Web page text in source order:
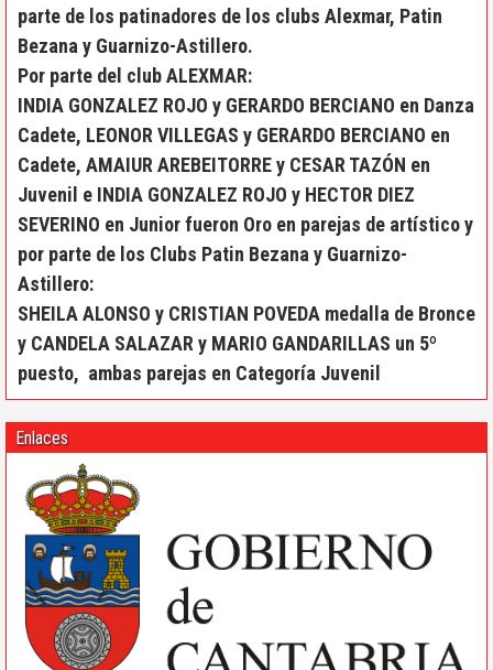
parte de los patinadores de los clubs Alexmar, Patin
Bezana y Guarnizo-Astillero.
Por parte del club ALEXMAR:
INDIA GONZALEZ ROJO y GERARDO BERCIANO en Danza
Cadete, LEONOR VILLEGAS y GERARDO BERCIANO en
Cadete, AMAIUR AREBEITORRE y CESAR TAZÓN en
Juvenil e INDIA GONZALEZ ROJO y HECTOR DIEZ
SEVERINO en Junior fueron Oro en parejas de artístico y
por parte de los Clubs Patin Bezana y Guarnizo-
Astillero:
SHEILA ALONSO y CRISTIAN POVEDA medalla de Bronce
y CANDELA SALAZAR y MARIO GANDARILLAS un 5º
puesto, ambas parejas en Categoría Juvenil
Enlaces